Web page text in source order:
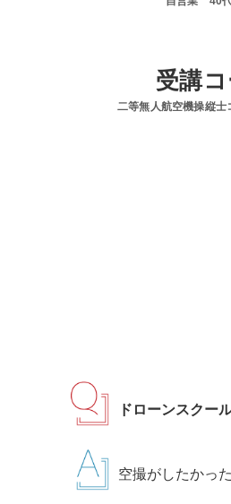
受講
二等無人航空機操縦士
ドローンスクー
空撮がしたかっ